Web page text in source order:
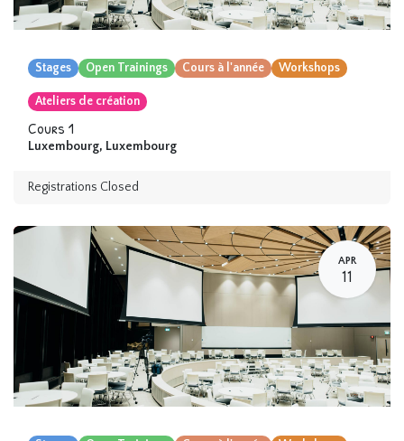
Stages Open Trainings Cours à l'année Workshops
Ateliers de création
Cours 1
Luxembourg, Luxembourg
Registrations Closed
APR
11